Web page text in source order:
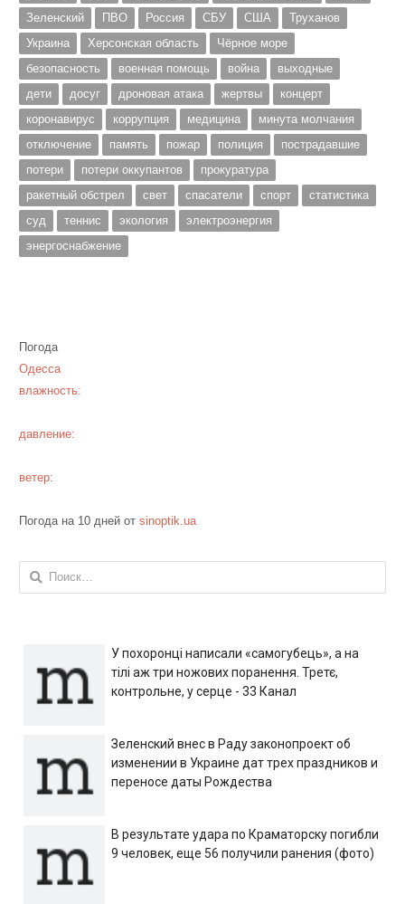
Зеленский
ПВО Россия СБУ США
Труханов
Украина
Херсонская область
Чёрное море
безопасность
военная помощь война
выходные
дети
досуг дроновая атака жертвы
концерт
коронавирус
коррупция медицина
минута молчания
отключение
память пожар полиция
пострадавшие
потери
потери оккупантов
прокуратура
ракетный обстрел
свет спасатели спорт
статистика
суд
теннис экология
электроэнергия
энергоснабжение
Погода
Одесса
влажность:
давление:
ветер:
Погода на 10 дней от sinoptik.ua
Найти:
У похоронці написали «самогубець», а на
тілі аж три ножових поранення. Третє,
контрольне, у серце - 33 Канал
Зеленский внес в Раду законопроект об
изменении в Украине дат трех праздников и
переносе даты Рождества
В результате удара по Краматорску погибли
9 человек, еще 56 получили ранения (фото)